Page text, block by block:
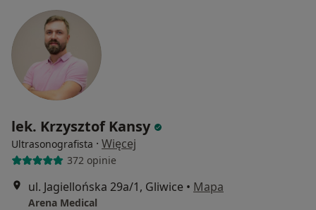
lek. Krzysztof Kansy
Ultrasonografista · Więcej
372 opinie
ul. Jagiellońska 29a/1, Gliwice • Mapa
Arena Medical